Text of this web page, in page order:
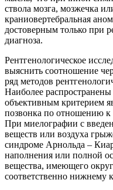
ствола мозга, мозжечка
краниовертебральная
достоверным только при
диагноза.
Рентгенологическое
выяснить соотношение
ряд методов
Наиболее
объективным критерием
позвонка по отношению
При миелографии с
веществ или воздуха
синдроме Арнольда –
наполнения или полной
вещества, имеющего
соответственно